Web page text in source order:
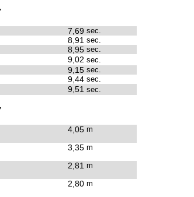
7,69 sec.
8,91 sec.
8,95 sec.
9,02 sec.
9,15 sec.
9,44 sec.
9,51 sec.
4,05 m
3,35 m
2,81 m
2,80 m